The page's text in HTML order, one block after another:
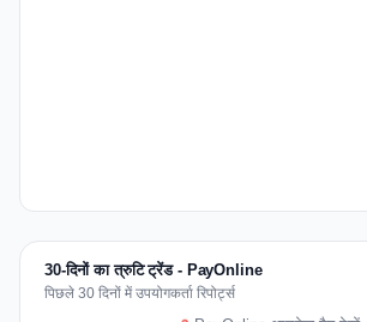
30-दिनों का त्रुटि ट्रेंड - PayOnline
पिछले 30 दिनों में उपयोगकर्ता रिपोर्ट्स